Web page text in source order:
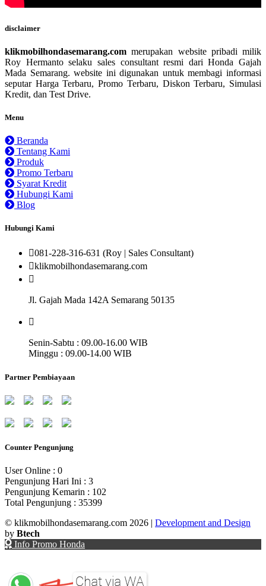
disclaimer
klikmobilhondasemarang.com merupakan website pribadi milik
Roy Hermanto selaku sales consultant resmi dari Honda Gajah
Mada Semarang. website ini digunakan untuk membagi informasi
seputar Harga Terbaru, Promo Terbaru, Diskon Terbaru, Simulasi
Kredit, dan Test Drive.
Menu
Beranda
Tentang Kami
Produk
Promo Terbaru
Syarat Kredit
Hubungi Kami
Blog
Hubungi Kami
081-228-316-631 (Roy | Sales Consultant)
klikmobilhondasemarang.com
Jl. Gajah Mada 142A Semarang 50135
Senin-Sabtu : 09.00-16.00 WIB
Minggu : 09.00-14.00 WIB
Partner Pembiayaan
Counter Pengunjung
User Online : 0
Pengunjung Hari Ini : 3
Pengunjung Kemarin : 102
Total Pengunjung : 35399
© klikmobilhondasemarang.com 2026 | Development and Design
by Btech
Info Promo Honda